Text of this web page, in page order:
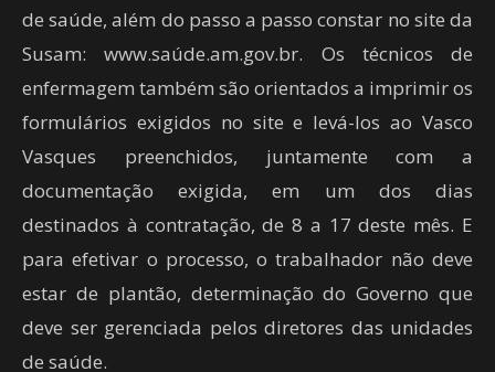
de saúde, além do passo a passo constar no site da
Susam: www.saúde.am.gov.br. Os técnicos de
enfermagem também são orientados a imprimir os
formulários exigidos no site e levá-los ao Vasco
Vasques preenchidos, juntamente com a
documentação exigida, em um dos dias
destinados à contratação, de 8 a 17 deste mês. E
para efetivar o processo, o trabalhador não deve
estar de plantão, determinação do Governo que
deve ser gerenciada pelos diretores das unidades
de saúde.